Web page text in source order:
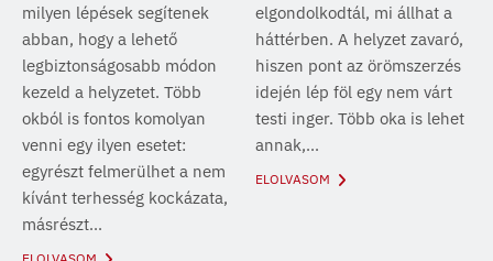
milyen lépések segítenek
abban, hogy a lehető
legbiztonságosabb módon
kezeld a helyzetet. Több
okból is fontos komolyan
venni egy ilyen esetet:
egyrészt felmerülhet a nem
kívánt terhesség kockázata,
másrészt...
elgondolkodtál, mi állhat a
háttérben. A helyzet zavaró,
hiszen pont az örömszerzés
idején lép föl egy nem várt
testi inger. Több oka is lehet
annak,...
ELOLVASOM